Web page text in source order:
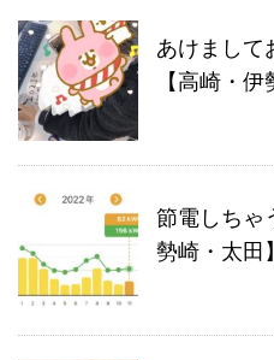
あけまして
【高崎・伊
節電しちゃ
勢崎・太田】